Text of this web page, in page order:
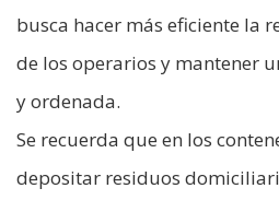
busca hacer más eficiente la
de los operarios y mantener
y ordenada.
Se recuerda que en los
depositar residuos